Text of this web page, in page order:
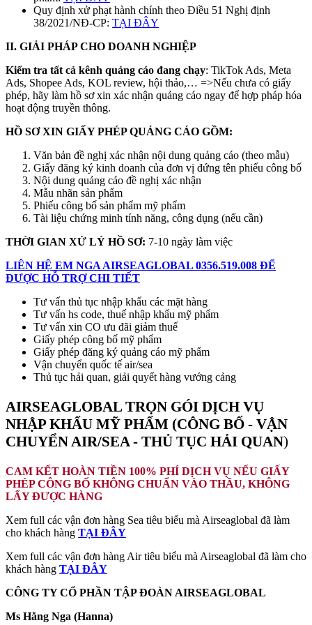
Quy định xử phạt hành chính theo Điều 51 Nghị định
38/2021/NĐ-CP: TẠI ĐÂY
II. GIẢI PHÁP CHO DOANH NGHIỆP
Kiểm tra tất cả kênh quảng cáo đang chạy: TikTok Ads, Meta
Ads, Shopee Ads, KOL review, hội thảo,… =>Nếu chưa có giấy
phép, hãy làm hồ sơ xin xác nhận quảng cáo ngay để hợp pháp hóa
hoạt động truyền thông.
HỒ SƠ XIN GIẤY PHÉP QUẢNG CÁO GỒM:
Văn bản đề nghị xác nhận nội dung quảng cáo (theo mẫu)
Giấy đăng ký kinh doanh của đơn vị đứng tên phiếu công bố
Nội dung quảng cáo đề nghị xác nhận
Mẫu nhãn sản phẩm
Phiếu công bố sản phẩm mỹ phẩm
Tài liệu chứng minh tính năng, công dụng (nếu cần)
THỜI GIAN XỬ LÝ HỒ SƠ: 7-10 ngày làm việc
LIÊN HỆ EM NGA AIRSEAGLOBAL 0356.519.008 ĐỂ
ĐƯỢC HỖ TRỢ CHI TIẾT
Tư vấn thủ tục nhập khẩu các mặt hàng
Tư vấn hs code, thuế nhập khẩu mỹ phẩm
Tư vấn xin CO ưu đãi giảm thuế
Giấy phép công bố mỹ phẩm
Giấy phép đăng ký quảng cáo mỹ phẩm
Vận chuyển quốc tế air/sea
Thủ tục hải quan, giải quyết hàng vướng cảng
AIRSEAGLOBAL TRỌN GÓI DỊCH VỤ
NHẬP KHẨU MỸ PHẨM (CÔNG BỐ - VẬN
CHUYỂN AIR/SEA - THỦ TỤC HẢI QUAN)
CAM KẾT HOÀN TIỀN 100% PHÍ DỊCH VỤ NẾU GIẤY
PHÉP CÔNG BỐ KHÔNG CHUẨN VÀO THẦU, KHÔNG
LẤY ĐƯỢC HÀNG
Xem full các vận đơn hàng Sea tiêu biểu mà Airseaglobal đã làm
cho khách hàng TẠI ĐÂY
Xem full các vận đơn hàng Air tiêu biểu mà Airseaglobal đã làm cho
khách hàng TẠI ĐÂY
CÔNG TY CỔ PHẦN TẬP ĐOÀN AIRSEAGLOBAL
Ms Hằng Nga (Hanna)